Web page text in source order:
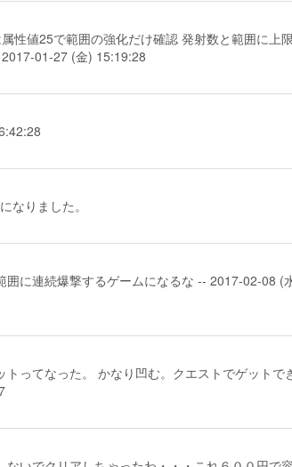
性値25で範囲の強化だけ確認 発射数と範囲に上
01-27 (金) 15:19:28
なりました。
に連続爆撃するゲームになるな -- 2017-02-08 (
ってなった。 かなり凹む。クエストでゲットで